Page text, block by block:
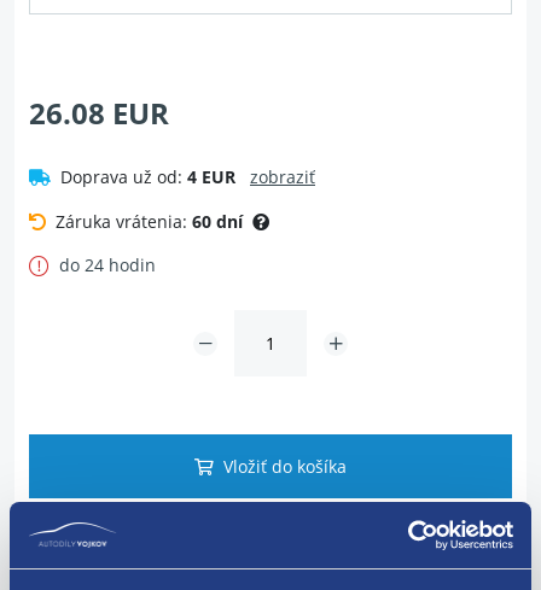
26.08 EUR
Doprava už od: 4 EUR
zobraziť
Záruka vrátenia: 60 dní
do 24 hodin
Vložiť do košíka